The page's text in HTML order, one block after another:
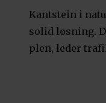
Kantstein i
solid løsning.
plen, leder